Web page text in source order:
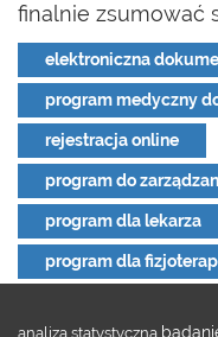
finalnie zsumować
elektroniczna
program medyczny
rejestracja online
program do
program dla lekarza
program dla
analiza statystyczna